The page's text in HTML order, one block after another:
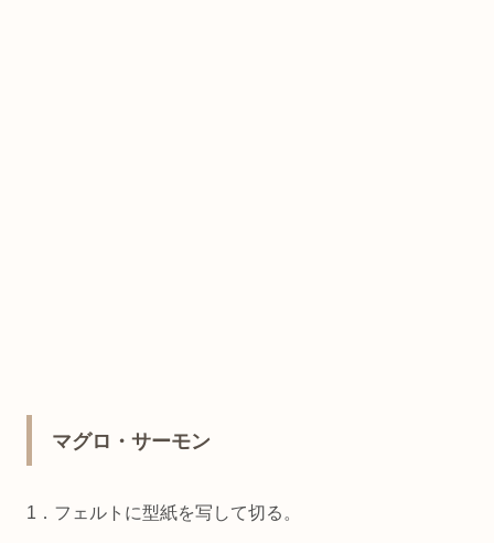
マグロ・サーモン
1．フェルトに型紙を写して切る。